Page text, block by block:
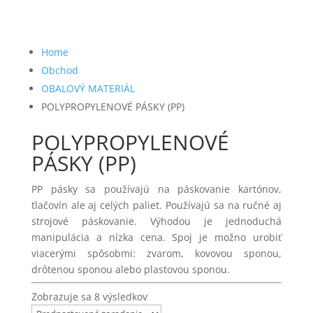
PÁSKOVANÉ KLINCE VO ZVITKU
TKANINY
PENOVÉ FÓLIE
Piestové mobilné kompresory
UNIMASTER
PLASTOVÉ T-KLINCE TITAC
PLYNOVÉ BOMBIČKY
PLYNOVÉ KLINCOVAČKY
PLYNOVÉ KLINCOVAČKY TJEP
PLYNOVÉ KOLÍKOVAČKY
KOLÍČKY
Kolíčky S600
Kolíčky SK300
KOTVY DO BETÓNU
KRÁTIACE PÍLY
LANKÁ NA ZAVESENIE
KLINCOVAČIEK
LEPIACE PÁSKY
LISOVANÉ PALETOVÉ KOCKY
LISY NA ČALÚNENIE
Home
Obchod
OBALOVÝ MATERIÁL
POLYPROPYLENOVÉ PÁSKY (PP)
POLYPROPYLENOVÉ
PÁSKY (PP)
PP pásky sa používajú na páskovanie kartónov,
tlačovín ale aj celých paliet. Používajú sa na ručné aj
strojové páskovanie. Výhodou je jednoduchá
manipulácia a nízka cena. Spoj je možno urobiť
viacerými spôsobmi: zvarom, kovovou sponou,
drôtenou sponou alebo plastovou sponou.
Zobrazuje sa 8 výsledkov